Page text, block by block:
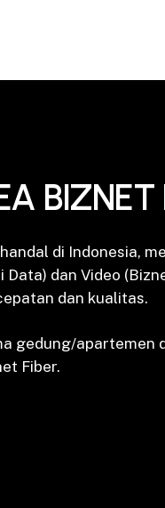
BIZNET
di Indonesia,
dan Video
dan kualitas.
gedung/apartemen
Fiber.